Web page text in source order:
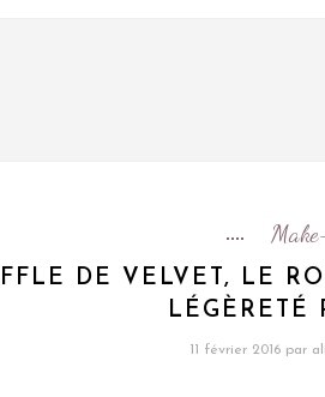
DE VELVET, LE
LÉGÈRETÉ
11 février 2016 par